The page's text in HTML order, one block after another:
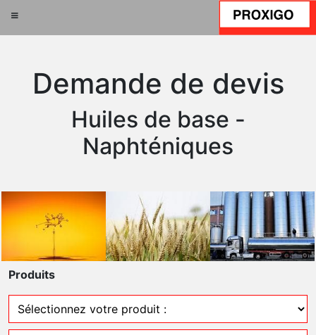
Demande de devis
Huiles de base -
Naphténiques
Produits